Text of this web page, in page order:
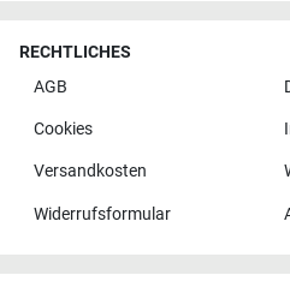
RECHTLICHES
AGB
Cookies
Versandkosten
Widerrufsformular